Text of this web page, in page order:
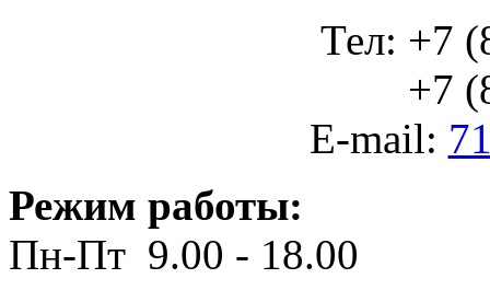
Тел: +7
+7
E-mail:
Режим работы:
Пн-Пт 9.00 - 18.00